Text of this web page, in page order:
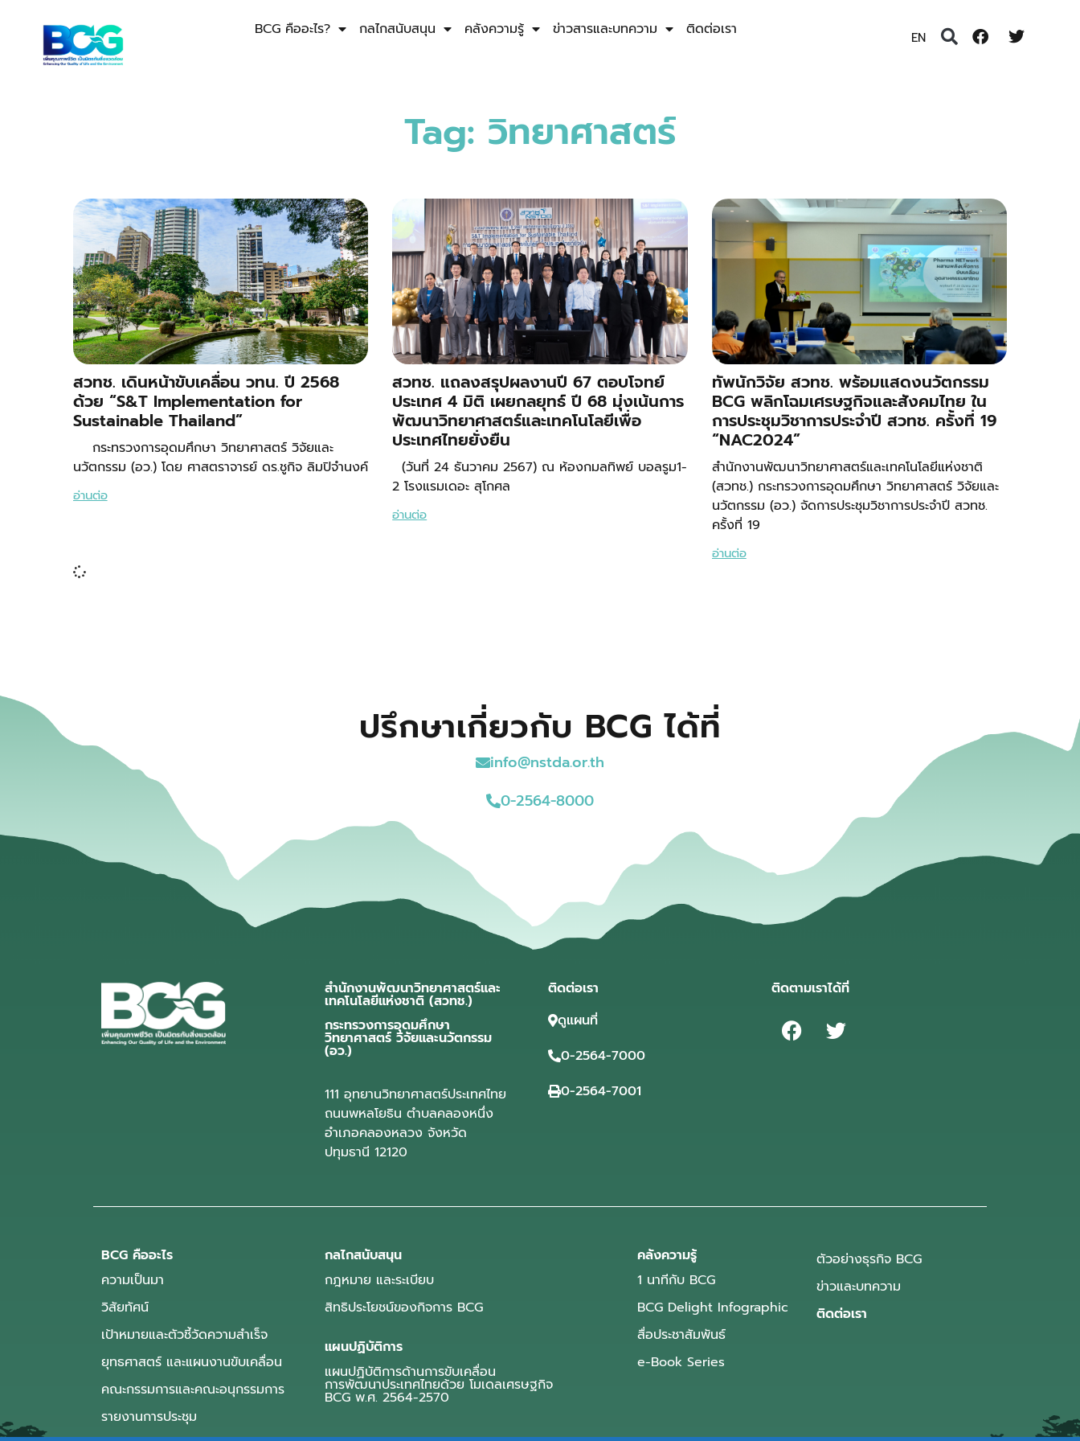
BCG คืออะไร? กลไกสนับสนุน คลังความรู้ ข่าวสารและบทความ ติดต่อเรา EN
Tag: วิทยาศาสตร์
สวทช. เดินหน้าขับเคลื่อน วทน. ปี 2568
ด้วย “S&T Implementation for
Sustainable Thailand”
กระทรวงการอุดมศึกษา วิทยาศาสตร์ วิจัยและ
นวัตกรรม (อว.) โดย ศาสตราจารย์ ดร.ชูกิจ ลิมปิจำนงค์
อ่านต่อ
สวทช. แถลงสรุปผลงานปี 67 ตอบโจทย์
ประเทศ 4 มิติ เผยกลยุทธ์ ปี 68 มุ่งเน้นการ
พัฒนาวิทยาศาสตร์และเทคโนโลยีเพื่อ
ประเทศไทยยั่งยืน
(วันที่ 24 ธันวาคม 2567) ณ ห้องกมลทิพย์ บอลรูม1-
2 โรงแรมเดอะ สุโกศล
อ่านต่อ
ทัพนักวิจัย สวทช. พร้อมแสดงนวัตกรรม
BCG พลิกโฉมเศรษฐกิจและสังคมไทย ใน
การประชุมวิชาการประจำปี สวทช. ครั้งที่ 19
“NAC2024”
สำนักงานพัฒนาวิทยาศาสตร์และเทคโนโลยีแห่งชาติ
(สวทช.) กระทรวงการอุดมศึกษา วิทยาศาสตร์ วิจัยและ
นวัตกรรม (อว.) จัดการประชุมวิชาการประจำปี สวทช.
ครั้งที่ 19
อ่านต่อ
ปรึกษาเกี่ยวกับ BCG ได้ที่
info@nstda.or.th
0-2564-8000
สำนักงานพัฒนาวิทยาศาสตร์และ
เทคโนโลยีแห่งชาติ (สวทช.)
กระทรวงการอุดมศึกษา
วิทยาศาสตร์ วิจัยและนวัตกรรม
(อว.)
111 อุทยานวิทยาศาสตร์ประเทศไทย
ถนนพหลโยธิน ตำบลคลองหนึ่ง
อำเภอคลองหลวง จังหวัด
ปทุมธานี 12120
ติดต่อเรา
ดูแผนที่
0-2564-7000
0-2564-7001
ติดตามเราได้ที่
BCG คืออะไร
ความเป็นมา
วิสัยทัศน์
เป้าหมายและตัวชี้วัดความสำเร็จ
ยุทธศาสตร์ และแผนงานขับเคลื่อน
คณะกรรมการและคณะอนุกรรมการ
รายงานการประชุม
กลไกสนับสนุน
กฎหมาย และระเบียบ
สิทธิประโยชน์ของกิจการ BCG
แผนปฏิบัติการ
แผนปฏิบัติการด้านการขับเคลื่อน
การพัฒนาประเทศไทยด้วย โมเดลเศรษฐกิจ
BCG พ.ศ. 2564-2570
คลังความรู้
1 นาทีกับ BCG
BCG Delight Infographic
สื่อประชาสัมพันธ์
e-Book Series
ตัวอย่างธุรกิจ BCG
ข่าวและบทความ
ติดต่อเรา